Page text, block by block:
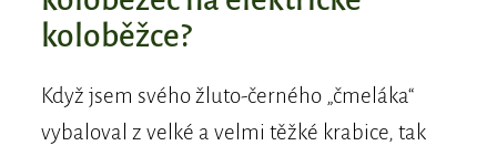
koloběžce?
Když jsem svého žluto-černého „čmeláka“
vybaloval z velké a velmi těžké krabice, tak